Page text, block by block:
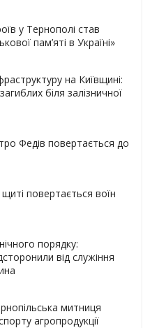
у Тернополі став
пам’яті в Україні»
на Київщині:
біля залізничної
Федів повертається до
повертається воїн
порядку:
від служіння
митниця
агропродукції